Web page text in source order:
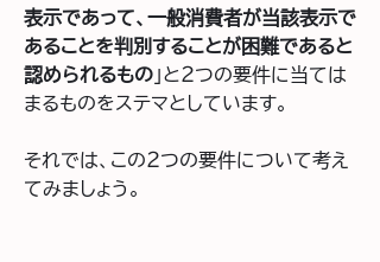
表示であって、一般消費者が当該表示で
あることを判別することが困難であると
認められるもの 」と２つの要件に当ては
まるものをステマとしています。
それでは、この２つの要件について考え
てみましょう。